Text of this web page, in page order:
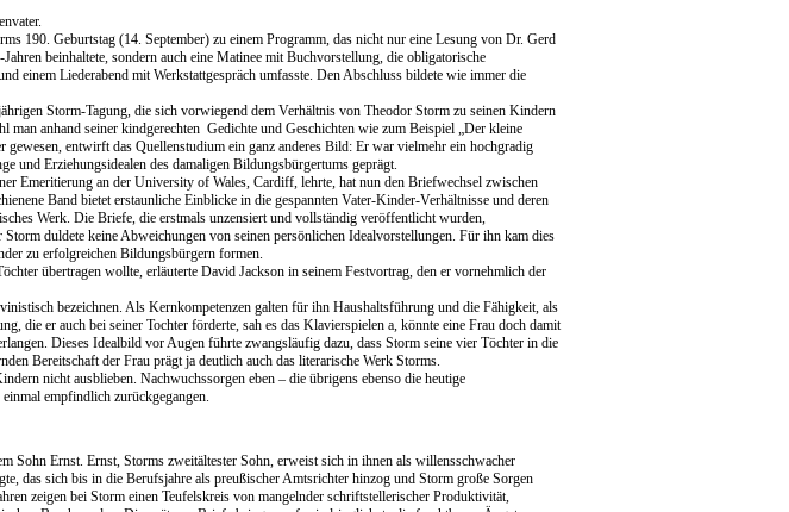
190. Geburtstag (14. September) zu einem Programm, das nicht nur eine Lesung von Dr. Gerd
beinhaltete, sondern auch eine Matinee mit Buchvorstellung, die obligatorische
einem Liederabend mit Werkstattgespräch umfasste. Den Abschluss bildete wie immer die
Storm-Tagung, die sich vorwiegend dem Verhältnis von Theodor Storm zu seinen Kindern
anhand seiner kindgerechten Gedichte und Geschichten wie zum Beispiel „Der kleine
entwirft das Quellenstudium ein ganz anderes Bild: Er war vielmehr ein hochgradig
und Erziehungsidealen des damaligen Bildungsbürgertums geprägt.
Emeritierung an der University of Wales, Cardiff, lehrte, hat nun den Briefwechsel zwischen
Band bietet erstaunliche Einblicke in die gespannten Vater-Kinder-Verhältnisse und deren
Werk. Die Briefe, die erstmals unzensiert und vollständig veröffentlicht wurden,
duldete keine Abweichungen von seinen persönlichen Idealvorstellungen. Für ihn kam dies
zu erfolgreichen Bildungsbürgern formen.
übertragen wollte, erläuterte David Jackson in seinem Festvortrag, den er vornehmlich der
bezeichnen. Als Kernkompetenzen galten für ihn Haushaltsführung und die Fähigkeit, als
die er auch bei seiner Tochter förderte, sah es das Klavierspielen a, könnte eine Frau doch damit
Dieses Idealbild vor Augen führte zwangsläufig dazu, dass Storm seine vier Töchter in die
Bereitschaft der Frau prägt ja deutlich auch das literarische Werk Storms.
nicht ausblieben. Nachwuchssorgen eben – die übrigens ebenso die heutige
empfindlich zurückgegangen.
Sohn Ernst. Ernst, Storms zweitältester Sohn, erweist sich in ihnen als willensschwacher
das sich bis in die Berufsjahre als preußischer Amtsrichter hinzog und Storm große Sorgen
zeigen bei Storm einen Teufelskreis von mangelnder schriftstellerischer Produktivität,